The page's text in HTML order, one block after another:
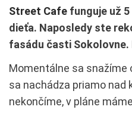
Street Cafe funguje už
dieťa. Naposledy ste
fasádu časti
Momentálne sa
sa nachádza priamo nad
nekončíme, v pláne